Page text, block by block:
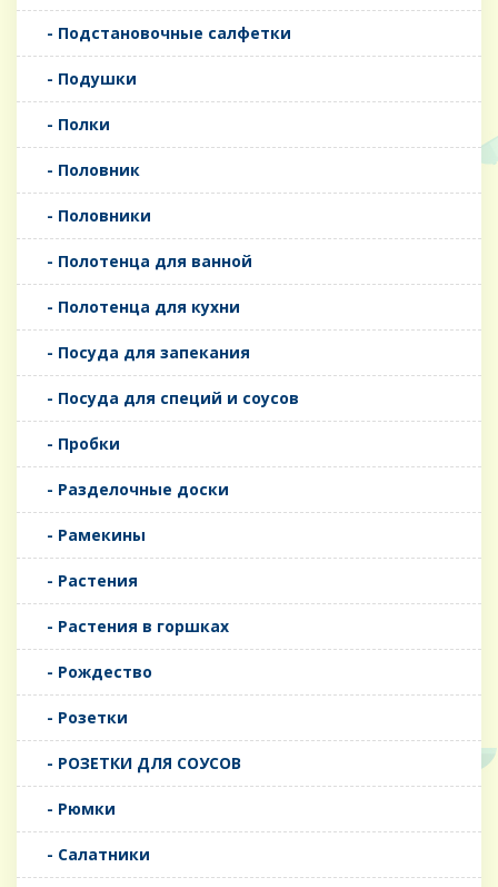
- Подстановочные салфетки
- Подушки
- Полки
- Половник
- Половники
- Полотенца для ванной
- Полотенца для кухни
- Посуда для запекания
- Посуда для специй и соусов
- Пробки
- Разделочные доски
- Рамекины
- Растения
- Растения в горшках
- Рождество
- Розетки
- РОЗЕТКИ ДЛЯ СОУСОВ
- Рюмки
- Салатники